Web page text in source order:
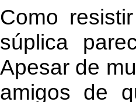
Como
súplica
Apesar de
amigos de